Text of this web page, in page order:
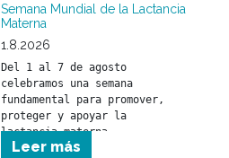
Semana Mundial de la Lactancia
Materna
1.8.2026
Del 1 al 7 de agosto
celebramos una semana
fundamental para promover,
proteger y apoyar la
lactancia materna.
Leer más